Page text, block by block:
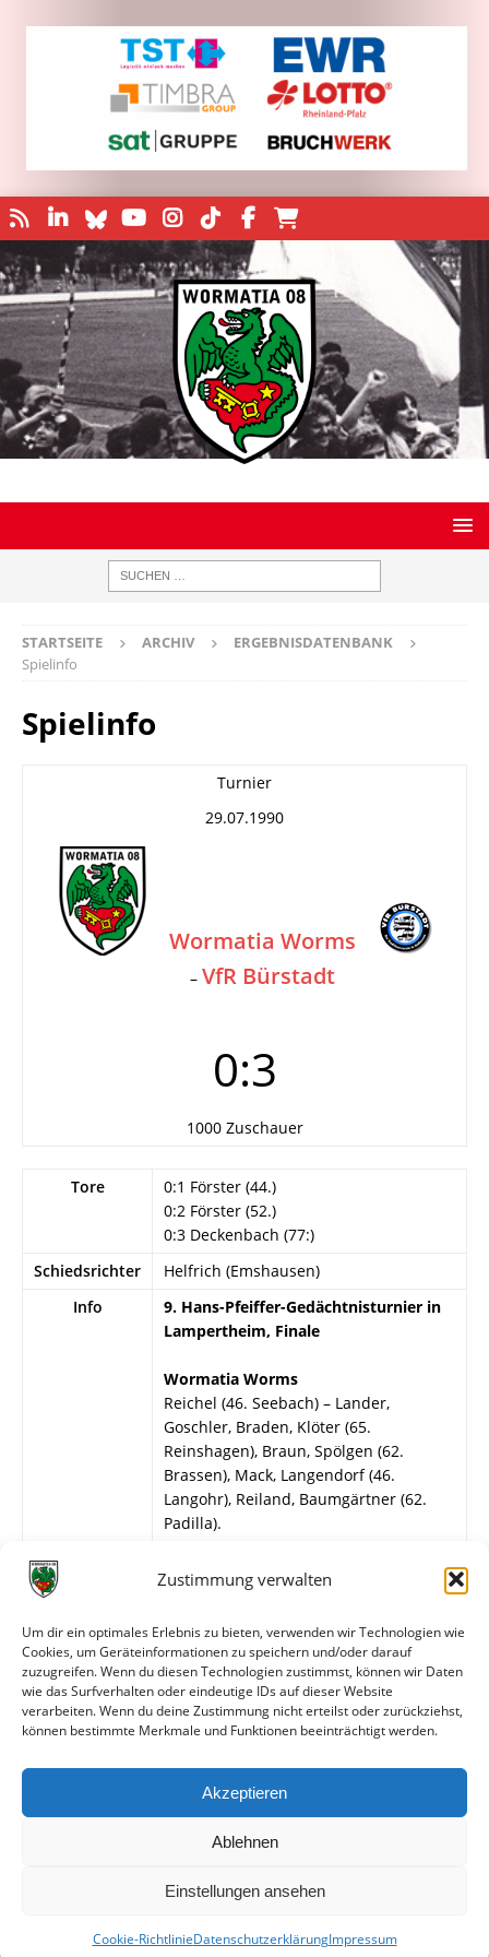
Zustimmung verwalten
Um dir ein optimales Erlebnis zu bieten, verwenden wir Technologien wie
Cookies, um Geräteinformationen zu speichern und/oder darauf
zuzugreifen. Wenn du diesen Technologien zustimmst, können wir Daten
wie das Surfverhalten oder eindeutige IDs auf dieser Website
verarbeiten. Wenn du deine Zustimmung nicht erteilst oder zurückziehst,
können bestimmte Merkmale und Funktionen beeinträchtigt werden.
Akzeptieren
Ablehnen
Einstellungen ansehen
Cookie-RichtlinieDatenschutzerklärungImpressum
STARTSEITE ARCHIV
ERGEBNISDATENBANK
Spielinfo
Spielinfo
Turnier
29.07.1990
Wormatia Worms
– VfR Bürstadt
0:3
1000 Zuschauer
Tore
0:1 Förster (44.)
0:2 Förster (52.)
0:3 Deckenbach (77:)
Schiedsrichter
Helfrich (Emshausen)
Info
9. Hans-Pfeiffer-Gedächtnisturnier in
Lampertheim, Finale
Wormatia Worms
Reichel (46. Seebach) – Lander,
Goschler, Braden, Klöter (65.
Reinshagen), Braun, Spölgen (62.
Brassen), Mack, Langendorf (46.
Langohr), Reiland, Baumgärtner (62.
Padilla).
VfR Bürstadt
Schäfer (46. Stalyga) – Schwarz, Jakob,
Müller, Krist, Glaser (83. Haberer),
Hahn, Schrimpf (64. Eichhorn), Förster
(64. Deckenbach).
Alle bisherigen Partien der beiden Mannschaften
anzeigen
© VfR Wormatia Worms